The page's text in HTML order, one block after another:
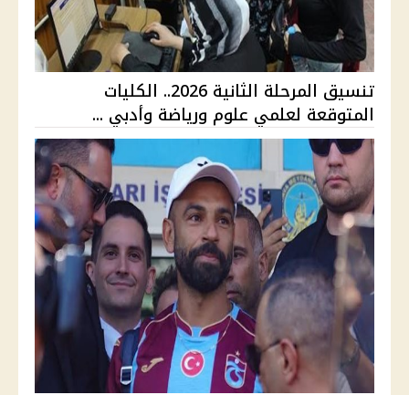
تنسيق المرحلة الثانية 2026.. الكليات
المتوقعة لعلمي علوم ورياضة وأدبي ...